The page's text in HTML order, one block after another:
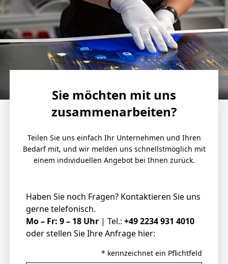
Sie möchten mit uns
zusammenarbeiten?
Teilen Sie uns einfach Ihr Unternehmen und Ihren
Bedarf mit, und wir melden uns schnellstmöglich mit
einem individuellen Angebot bei Ihnen zurück.
Haben Sie noch Fragen? Kontaktieren Sie uns
gerne telefonisch.
Mo – Fr: 9 – 18 Uhr| Tel.: +49 2234 931 4010
oder stellen Sie Ihre Anfrage hier:
* kennzeichnet ein Pflichtfeld